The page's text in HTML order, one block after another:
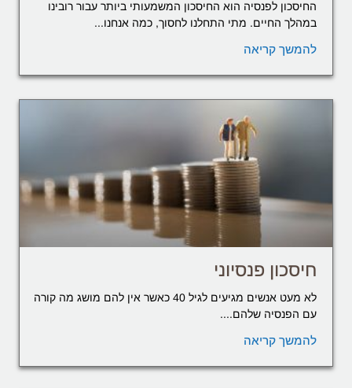
החיסכון לפנסיה הוא החיסכון המשמעותי ביותר עבור רובינו
במהלך החיים. מתי התחלנו לחסוך, כמה אנחנו...
להמשך קריאה
חיסכון פנסיוני
לא מעט אנשים מגיעים לגיל 40 כאשר אין להם מושג מה קורה
עם הפנסיה שלהם....
להמשך קריאה